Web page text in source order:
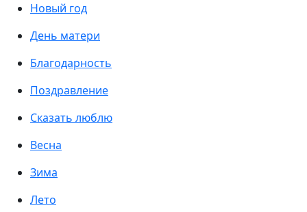
Новый год
День матери
Благодарность
Поздравление
Сказать люблю
Весна
Зима
Лето